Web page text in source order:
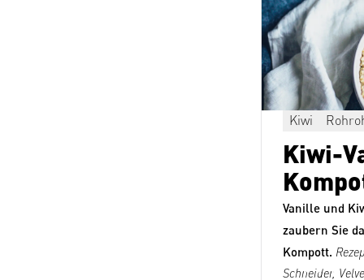
Kiwi
Kiwi-
Vanille und
zaubern Sie
Kompott.
Schneider,